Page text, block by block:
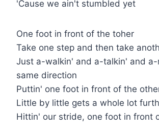
'Cause we ain't stumbled yet
One foot in front of the toher
Take one step and then take
Just a-walkin' and a-talkin' and a-
same direction
Puttin' one foot in front of the
Little by little gets a whole lot
Hittin' our stride, one foot in front